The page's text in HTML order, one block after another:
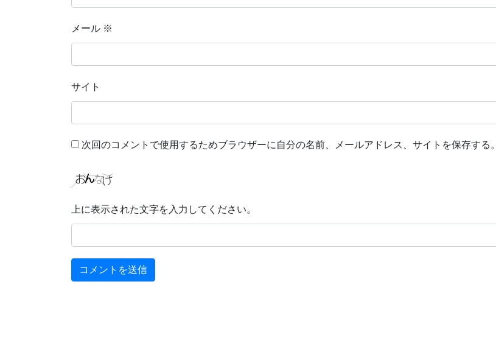
メール ※
サイト
次回のコメントで使用するためブラウザーに自分の名前、メールアドレス、サイトを保存する。
上に表示された文字を入力してください。